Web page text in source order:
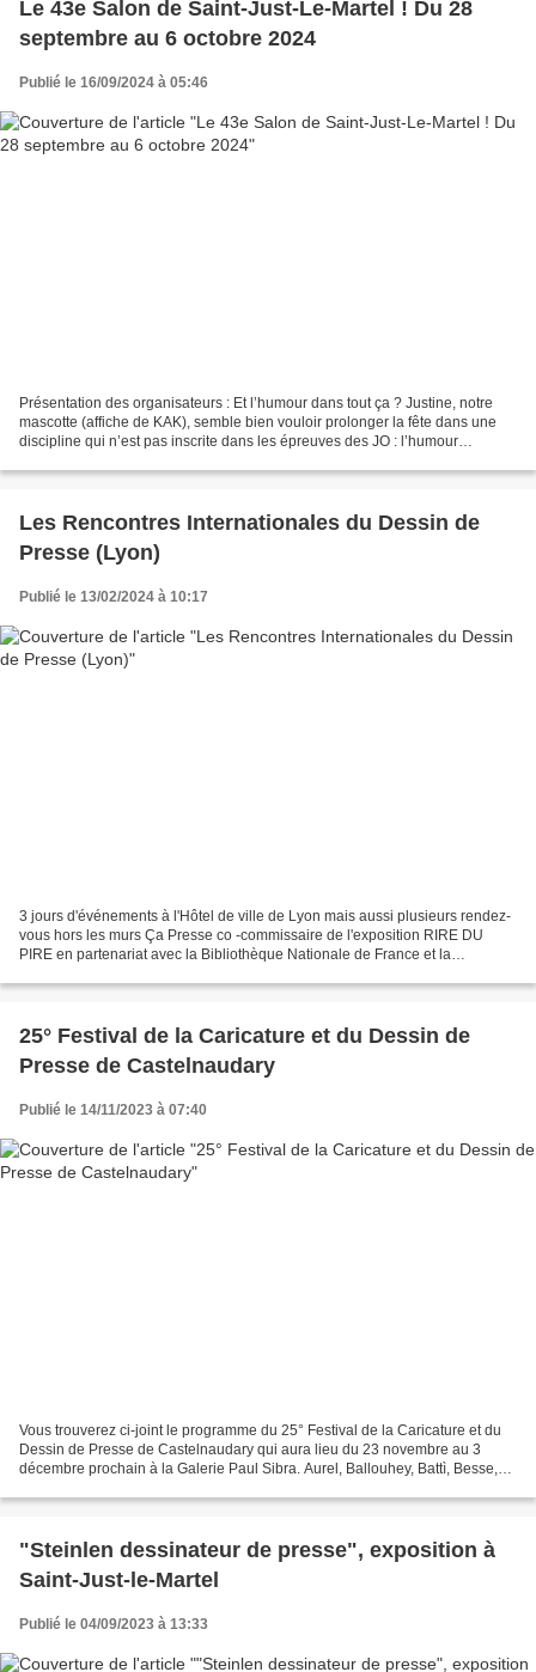
Le 43e Salon de Saint-Just-Le-Martel ! Du 28
septembre au 6 octobre 2024
Publié le 16/09/2024 à 05:46
Présentation des organisateurs : Et l’humour dans tout ça ? Justine, notre
mascotte (affiche de KAK), semble bien vouloir prolonger la fête dans une
discipline qui n’est pas inscrite dans les épreuves des JO : l’humour
Les Rencontres Internationales du Dessin de
Presse (Lyon)
Publié le 13/02/2024 à 10:17
3 jours d'événements à l'Hôtel de ville de Lyon mais aussi plusieurs rendez-
vous hors les murs Ça Presse co -commissaire de l'exposition RIRE DU
PIRE en partenariat avec la Bibliothèque Nationale de France et la
25° Festival de la Caricature et du Dessin de
Presse de Castelnaudary
Publié le 14/11/2023 à 07:40
Vous trouverez ci-joint le programme du 25° Festival de la Caricature et du
Dessin de Presse de Castelnaudary qui aura lieu du 23 novembre au 3
décembre prochain à la Galerie Paul Sibra. Aurel, Ballouhey, Battì, Besse,
"Steinlen dessinateur de presse", exposition à
Saint-Just-le-Martel
Publié le 04/09/2023 à 13:33